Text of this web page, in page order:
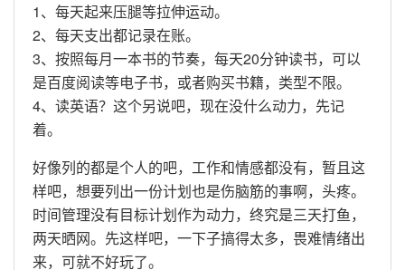
1、每天起来压腿等拉伸运动。
2、每天支出都记录在账。
3、按照每月一本书的节奏，每天20分钟读书，可以
是百度阅读等电子书，或者购买书籍，类型不限。
4、读英语？这个另说吧，现在没什么动力，先记
着。
好像列的都是个人的吧，工作和情感都没有，暂且这
样吧，想要列出一份计划也是伤脑筋的事啊，头疼。
时间管理没有目标计划作为动力，终究是三天打鱼，
两天晒网。先这样吧，一下子搞得太多，畏难情绪出
来，可就不好玩了。